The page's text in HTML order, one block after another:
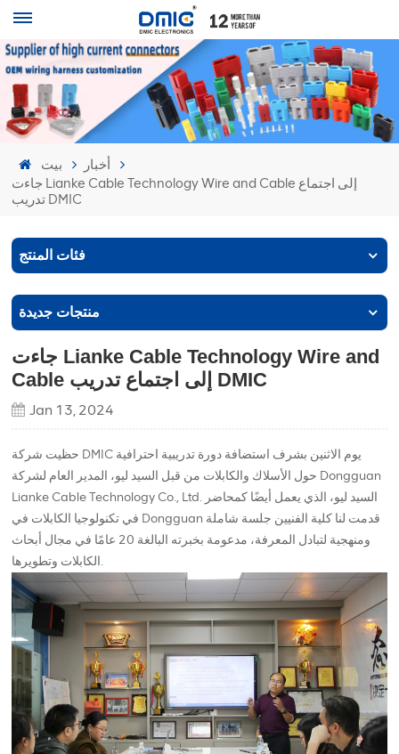
بيت
أخبار
جاءت Lianke Cable Technology Wire and Cable إلى اجتماع
تدريب DMIC
فئات المنتج
منتجات جديدة
جاءت Lianke Cable Technology Wire and
Cable إلى اجتماع تدريب DMIC
Jan 13, 2024
حظيت شركة DMIC يوم الاثنين بشرف استضافة دورة تدريبية احترافية
حول الأسلاك والكابلات من قبل السيد ليو، المدير العام لشركة Dongguan
Lianke Cable Technology Co., Ltd. السيد ليو، الذي يعمل أيضًا كمحاضر
في تكنولوجيا الكابلات في Dongguan قدمت لنا كلية الفنيين جلسة شاملة
ومنهجية لتبادل المعرفة، مدعومة بخبرته البالغة 20 عامًا في مجال أبحاث
الكابلات وتطويرها.